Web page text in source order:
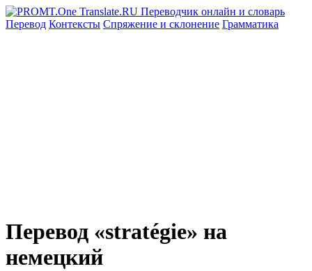
Перевод Контексты Спряжение и склонение Грамматика
Перевод «stratégie» на
немецкий